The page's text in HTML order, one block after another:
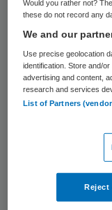
een
verwachting
Zorgservice
Alrijne is een
in Leiden,
Would you rather not?
these do not record any
We and our
Use precise geolocation
identification. Store and/
advertising and content,
research and services
List of Partners
Reject